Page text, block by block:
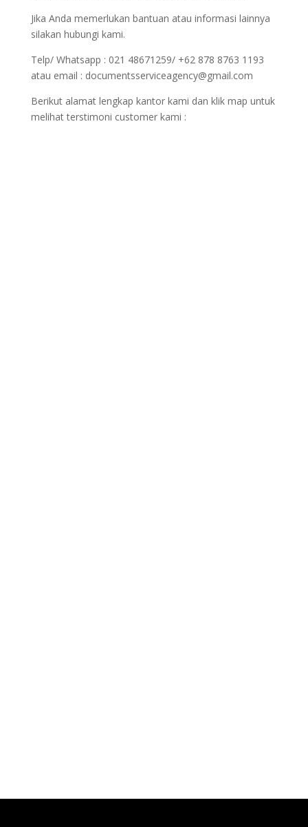
Jika Anda memerlukan bantuan atau informasi lainnya
silakan hubungi kami.
Telp/ Whatsapp : 021 48671259/ +62 878 8763 1193
atau email : documentsserviceagency@gmail.com
Berikut alamat lengkap kantor kami dan klik map untuk
melihat terstimoni customer kami :